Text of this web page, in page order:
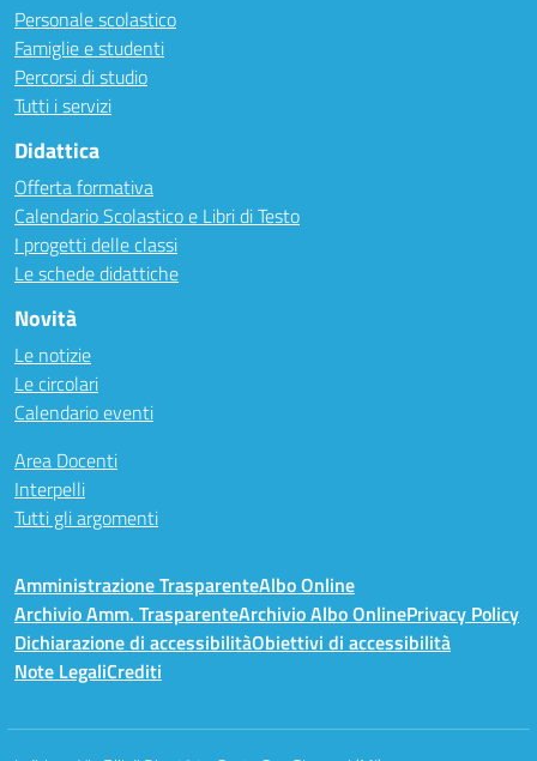
Personale scolastico
Famiglie e studenti
Percorsi di studio
Tutti i servizi
Didattica
Offerta formativa
Calendario Scolastico e Libri di Testo
I progetti delle classi
Le schede didattiche
Novità
Le notizie
Le circolari
Calendario eventi
Area Docenti
Interpelli
Tutti gli argomenti
Amministrazione TrasparenteAlbo Online
Archivio Amm. TrasparenteArchivio Albo OnlinePrivacy Policy
Dichiarazione di accessibilitàObiettivi di accessibilità
Note LegaliCrediti